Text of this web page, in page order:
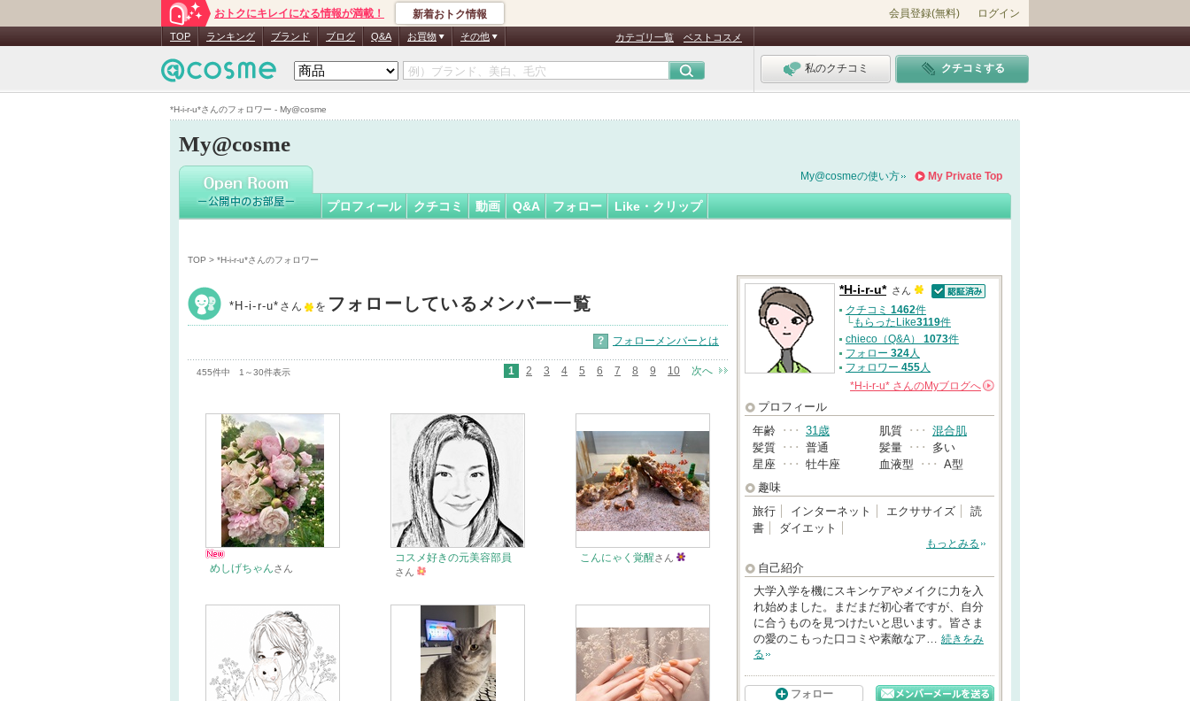
*H-i-r-u*さんのフォロワー - My@cosme
おトクにキレイになる情報が満載！ 新着おトク情報 会員登録(無料) ログイン
TOP ランキング ブランド ブログ Q&A お買物 その他 カテゴリ一覧 ベストコスメ
私のクチコミ クチコミする
My@cosme
*H-i-r-u*さん
認
証
My Private Top
My@cosmeの使い方
プロフィール クチコミ 動画 Q&A フォロー Like・クリップ
TOP > *H-i-r-u*さんのフォロワー
*H-i-r-u* さん を フォローしているメンバー一覧
? フォローメンバーとは
455件中 1～30件表示 1 2 3 4 5 6 7 8 9 10 次へ
めしげちゃんさん
コスメ好きの元美容部員
さん
こんにゃく覚醒さん
*H-i-r-u* さん
クチコミ 1462件
└もらったLike3119件
chieco（Q&A） 1073件
フォロー 324人
フォロワー 455人
*H-i-r-u* さんのMyブログへ
プロフィール
年齢 ･･･ 31歳 肌質 ･･･ 混合肌
髪質 ･･･ 普通 髪量 ･･･
多い
星座 ･･･ 牡牛座 血液型 ･･･ A型
趣味
旅行
インターネット エクササイズ
読
書
ダイエット
もっとみる
自己紹介
大学入学を機にスキンケアやメイクに力を入
れ始めました。まだまだ初心者ですが、自分
に合うものを見つけたいと思います。皆さま
の愛のこもった口コミや素敵なア… 続きをみ
る
フォロー